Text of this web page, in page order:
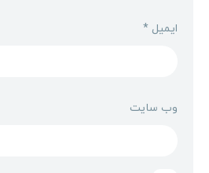
ایمیل *
وب‌ سایت